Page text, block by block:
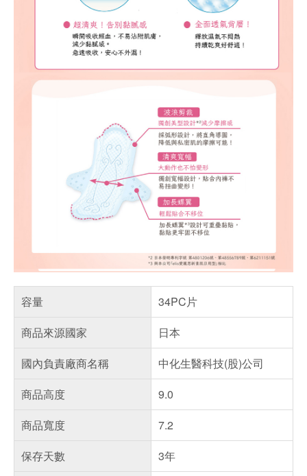
容量
34PC片
商品來源國家
日本
國內負責廠商名稱
中化生醫科技(股)公司
商品高度
9.0
商品寬度
7.2
保存天數
3年